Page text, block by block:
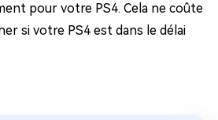
pour votre PS4. Cela ne coûte
si votre PS4 est dans le délai